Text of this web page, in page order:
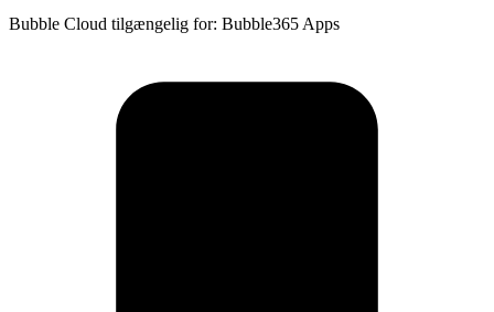
Bubble Cloud tilgængelig for: Bubble365 Apps